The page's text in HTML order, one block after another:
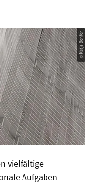
vielfältige
Aufgaben